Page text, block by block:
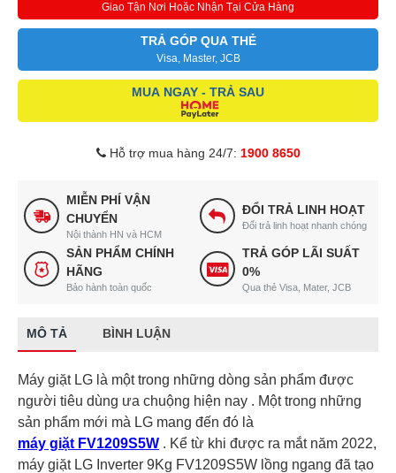
Giao Tận Nơi Hoặc Nhận Tại Cửa Hàng
TRẢ GÓP QUA THẺ
Visa, Master, JCB
MUA NGAY - TRẢ SAU
Hỗ trợ mua hàng 24/7: 1900 8650
MIỄN PHÍ VẬN
CHUYỂN
Nội thành HN và HCM
ĐỔI TRẢ LINH HOẠT
Đổi trả linh hoạt nhanh chóng
SẢN PHẨM CHÍNH
HÃNG
Bảo hành toàn quốc
TRẢ GÓP LÃI SUẤT
0%
Qua thẻ Visa, Mater, JCB
MÔ TẢ BÌNH LUẬN
Máy giặt LG là một trong những dòng sản phẩm được
người tiêu dùng ưa chuộng hiện nay . Một trong những
sản phẩm mới mà LG mang đến đó là
máy giặt FV1209S5W . Kể từ khi được ra mắt năm 2022,
máy giặt LG Inverter 9Kg FV1209S5W lồng ngang đã tạo